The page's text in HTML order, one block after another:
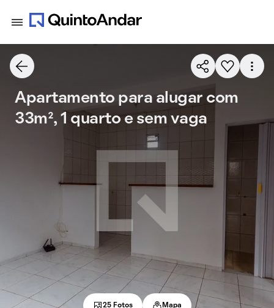
Apartamento para alugar com
33m², 1 quarto e sem vaga
25 Fotos Mapa